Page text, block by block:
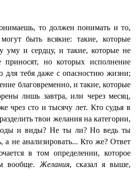
то должен понимать и то,
быть всякие: такие, которые
уму и сердцу, и такие, которые не
приносят, но которых исполнение
для тебя даже с опасностию жизни;
благовременно, и такие, которые
лишь завтра, или через месяц,
чрез сто и тысячу лет. Кто судья в
твои желания на категории,
и виды? Не ты ли? Но ведь ты
а не анализировать... Кто же? Ответ
в том определении, которое
вообще. Желания, сказал я выше,